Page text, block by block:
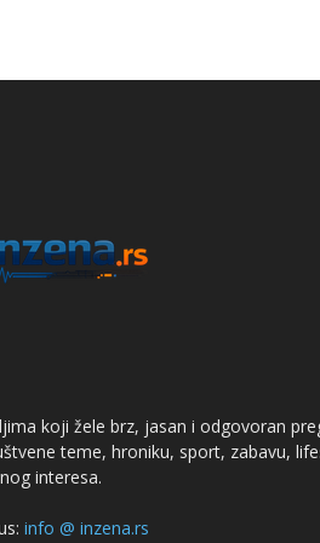
koji žele brz, jasan i odgovoran
teme, hroniku, sport, zabavu,
interesa.
info @ inzena.rs